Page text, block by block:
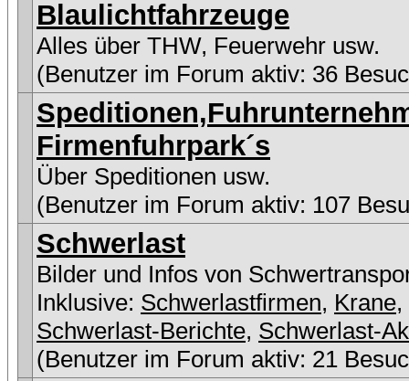
Blaulichtfahrzeuge
Alles über THW, Feuerwehr usw.
(Benutzer im Forum aktiv: 36
Firmenfuhrpark´s
Über Speditionen usw.
(Benutzer im Forum aktiv: 107
Schwerlast
Bilder und Infos von
Inklusive: Schwerlastfirmen, Krane,
Schwerlast-Berichte, Schwerlast-
(Benutzer im Forum aktiv: 21